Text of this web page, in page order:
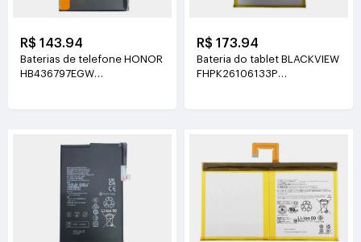
R$ 143.94
Baterias de telefone HONOR
HB436797EGW
R$ 173.94
Bateria do tablet BLACKVIEW
FHPK26106133P